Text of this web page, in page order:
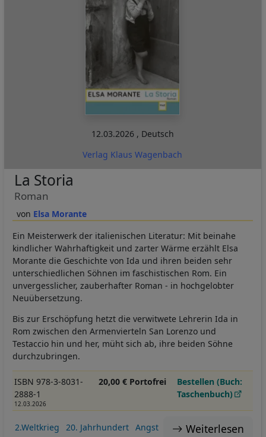
12.03.2026 , Deutsch
Verlag Klaus Wagenbach
Elsa Morante
La Storia
Roman
Ein Meisterwerk der italienischen Literatur: Mit beinahe
kindlicher Wahrhaftigkeit und zarter Wärme erzählt Elsa
Morante die Geschichte von Ida und ihren beiden sehr
unterschiedlichen Söhnen im faschistischen Rom. Ein
unvergesslicher, zauberhafter Roman - in hochgelobter
Neuübersetzung.
Bis zur Erschöpfung hetzt die verwitwete Lehrerin Ida in
Rom zwischen den Armenvierteln San Lorenzo und
Testaccio hin und her, müht sich ab, ihre beiden Söhne
durchzubringen.
ISBN 978-3-8031-
2888-1
12.03.2026
20,00 € Portofrei
Bestellen (Buch:
Taschenbuch)
Weiterlesen
2.Weltkrieg 20. Jahrhundert
Angst